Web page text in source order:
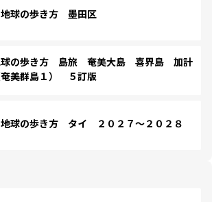
球の歩き方 墨田区
の歩き方 島旅 奄美大島 喜界島 加計
美群島１） ５訂版
球の歩き方 タイ ２０２７～２０２８